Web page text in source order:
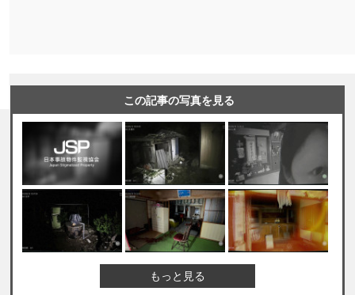
この記事の写真を見る
もっと見る